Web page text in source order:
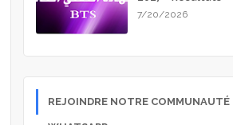
d'admission
7/20/2026
REJOINDRE NOTRE COMMUNAUTÉ